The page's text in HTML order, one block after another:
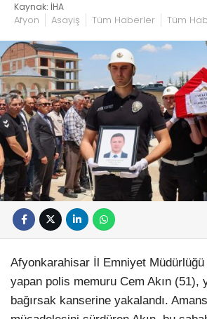
Kaynak: İHA
Afyon Asayiş Tüm Haberler Tüm
Afyonkarahisar İl Emniyet
yapan polis memuru Cem Akın (51),
bağırsak kanserine yakalandı.